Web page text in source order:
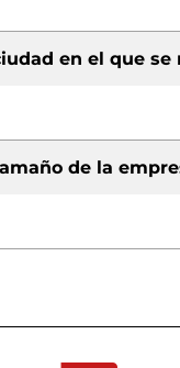
en el que se
de la